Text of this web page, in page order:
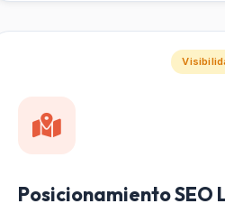
Posicionamiento SEO